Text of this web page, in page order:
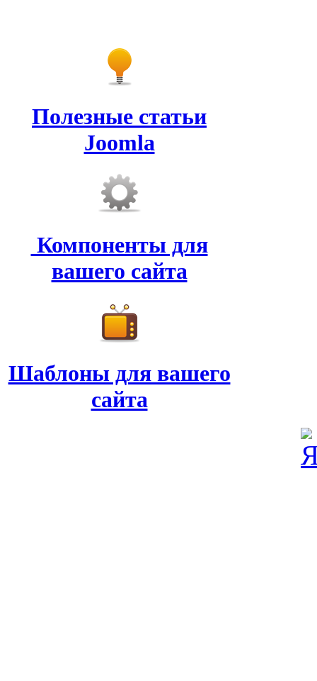
Полезные статьи
Joomla
Компоненты для
вашего сайта
Шаблоны для вашего
сайта